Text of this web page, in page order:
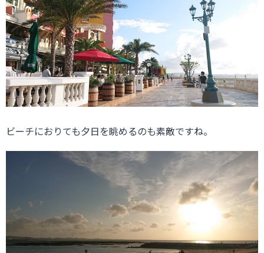
ビーチにおりても夕日を眺めるのも素敵ですね。